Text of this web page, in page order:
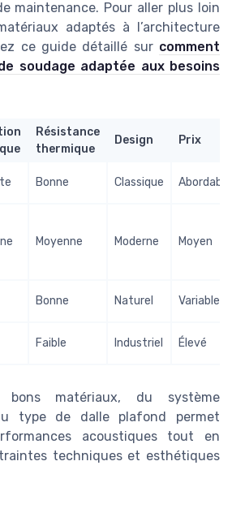
maintenance. Pour aller plus loin
adaptés à l’architecture
ce guide détaillé sur comment
soudage adaptée aux besoins
Résistance
thermique
Design Prix
Bonne Classique Abordable
Moyenne Moderne Moyen
Bonne Naturel Variable
Faible Industriel Élevé
bons matériaux, du système
type de dalle plafond permet
acoustiques tout en
techniques et esthétiques